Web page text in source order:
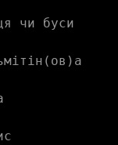
чи буси